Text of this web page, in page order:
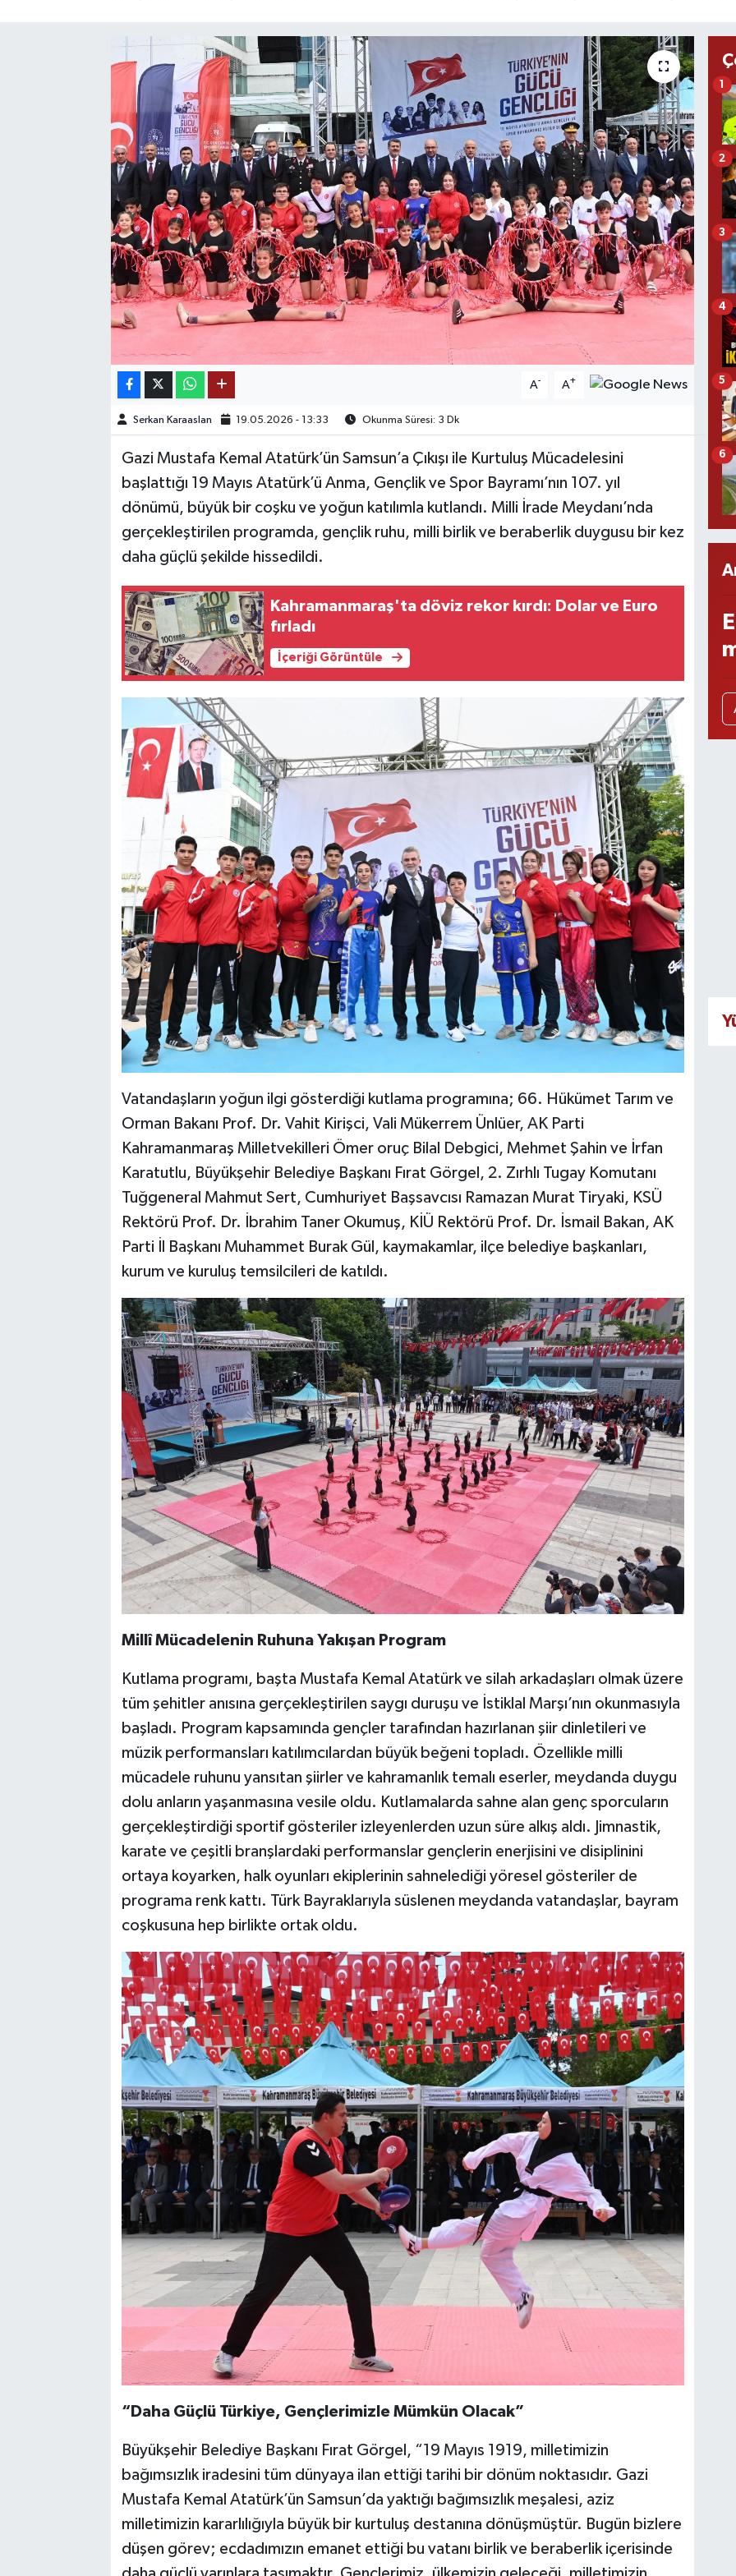
A- A+
Serkan Karaaslan 19.05.2026 - 13:33 Okunma Süresi: 3 Dk
Gazi Mustafa Kemal Atatürk’ün Samsun’a Çıkışı ile Kurtuluş Mücadelesini
başlattığı 19 Mayıs Atatürk’ü Anma, Gençlik ve Spor Bayramı’nın 107. yıl
dönümü, büyük bir coşku ve yoğun katılımla kutlandı. Milli İrade Meydanı’nda
gerçekleştirilen programda, gençlik ruhu, milli birlik ve beraberlik duygusu bir kez
daha güçlü şekilde hissedildi.
Kahramanmaraş'ta döviz rekor kırdı: Dolar ve Euro
fırladı
İçeriği Görüntüle
Vatandaşların yoğun ilgi gösterdiği kutlama programına; 66. Hükümet Tarım ve
Orman Bakanı Prof. Dr. Vahit Kirişci, Vali Mükerrem Ünlüer, AK Parti
Kahramanmaraş Milletvekilleri Ömer oruç Bilal Debgici, Mehmet Şahin ve İrfan
Karatutlu, Büyükşehir Belediye Başkanı Fırat Görgel, 2. Zırhlı Tugay Komutanı
Tuğgeneral Mahmut Sert, Cumhuriyet Başsavcısı Ramazan Murat Tiryaki, KSÜ
Rektörü Prof. Dr. İbrahim Taner Okumuş, KİÜ Rektörü Prof. Dr. İsmail Bakan, AK
Parti İl Başkanı Muhammet Burak Gül, kaymakamlar, ilçe belediye başkanları,
kurum ve kuruluş temsilcileri de katıldı.
Millî Mücadelenin Ruhuna Yakışan Program
Kutlama programı, başta Mustafa Kemal Atatürk ve silah arkadaşları olmak üzere
tüm şehitler anısına gerçekleştirilen saygı duruşu ve İstiklal Marşı’nın okunmasıyla
başladı. Program kapsamında gençler tarafından hazırlanan şiir dinletileri ve
müzik performansları katılımcılardan büyük beğeni topladı. Özellikle milli
mücadele ruhunu yansıtan şiirler ve kahramanlık temalı eserler, meydanda duygu
dolu anların yaşanmasına vesile oldu. Kutlamalarda sahne alan genç sporcuların
gerçekleştirdiği sportif gösteriler izleyenlerden uzun süre alkış aldı. Jimnastik,
karate ve çeşitli branşlardaki performanslar gençlerin enerjisini ve disiplinini
ortaya koyarken, halk oyunları ekiplerinin sahnelediği yöresel gösteriler de
programa renk kattı. Türk Bayraklarıyla süslenen meydanda vatandaşlar, bayram
coşkusuna hep birlikte ortak oldu.
“Daha Güçlü Türkiye, Gençlerimizle Mümkün Olacak”
Büyükşehir Belediye Başkanı Fırat Görgel, “19 Mayıs 1919, milletimizin
bağımsızlık iradesini tüm dünyaya ilan ettiği tarihi bir dönüm noktasıdır. Gazi
Mustafa Kemal Atatürk’ün Samsun’da yaktığı bağımsızlık meşalesi, aziz
milletimizin kararlılığıyla büyük bir kurtuluş destanına dönüşmüştür. Bugün bizlere
düşen görev; ecdadımızın emanet ettiği bu vatanı birlik ve beraberlik içerisinde
1
2
3
4
5
6
OTOMOTİV
KÜLTÜR SANAT